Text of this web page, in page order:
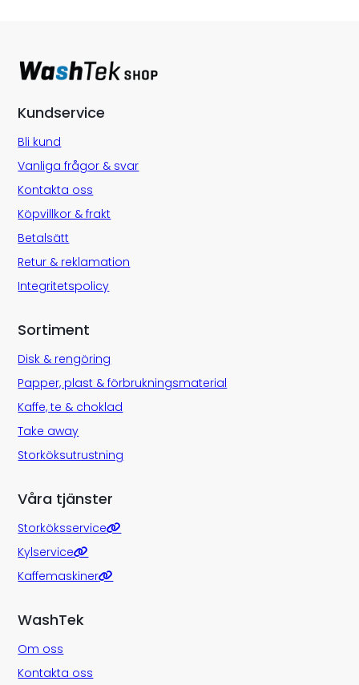
Kundservice
Bli kund
Vanliga frågor & svar
Kontakta oss
Köpvillkor & frakt
Betalsätt
Retur & reklamation
Integritetspolicy
Sortiment
Disk & rengöring
Papper, plast & förbrukningsmaterial
Kaffe, te & choklad
Take away
Storköksutrustning
Våra tjänster
Storköksservice
Kylservice
Kaffemaskiner
WashTek
Om oss
Kontakta oss